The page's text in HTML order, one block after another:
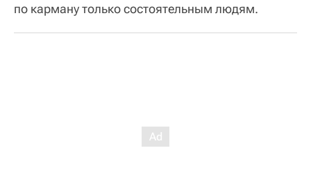
по карману только состоятельным людям.